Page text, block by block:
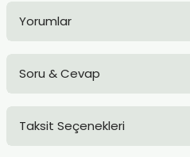
Yorumlar
Soru & Cevap
Taksit Seçenekleri